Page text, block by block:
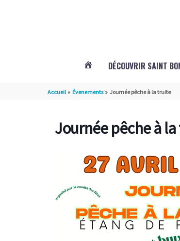
BONNET
DÉCOUVRIR SAINT
Accueil Évenements Journée pêche à la truite
Journée pêche à